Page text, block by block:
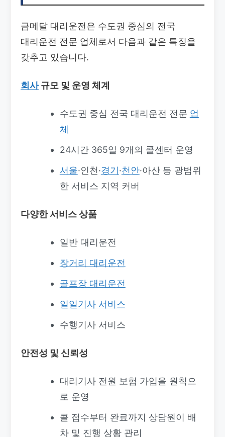
금메달 대리운전은 수도권 중심의 전국
대리운전 전문 업체로서 다음과 같은 특징을
갖추고 있습니다.
회사규모 및 운영 체계
수도권 중심 전국 대리운전 전문 업
체
24시간 365일 9개의 콜센터 운영
서울·인천·경기·천안·아산 등 광범위
한 서비스 지역 커버
다양한 서비스 상품
일반 대리운전
장거리 대리운전
골프장 대리운전
일일기사 서비스
수행기사 서비스
안전성 및 신뢰성
대리기사 전원 보험 가입을 원칙으
로 운영
콜 접수부터 완료까지 상담원이 배
차 및 진행 상황 관리